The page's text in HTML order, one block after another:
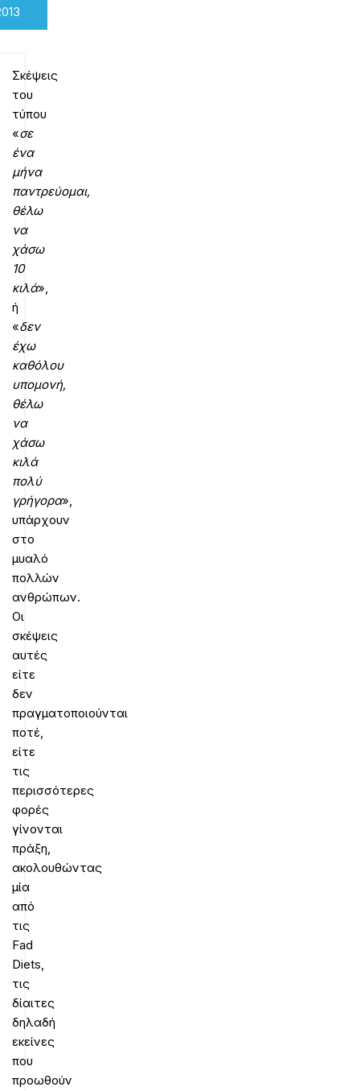
Σκέψεις
του
τύπου
«σε
ένα
μήνα
παντρεύομαι,
θέλω
να
χάσω
10
κιλά»,
ή
«δεν
έχω
καθόλου
υπομονή,
θέλω
να
χάσω
κιλά
πολύ
γρήγορα»,
υπάρχουν
στο
μυαλό
πολλών
ανθρώπων.
Οι
σκέψεις
αυτές
είτε
δεν
πραγματοποιούνται
ποτέ,
είτε
τις
περισσότερες
φορές
γίνονται
πράξη,
ακολουθώντας
μία
από
τις
Fad
Diets,
τις
δίαιτες
δηλαδή
εκείνες
που
προωθούν